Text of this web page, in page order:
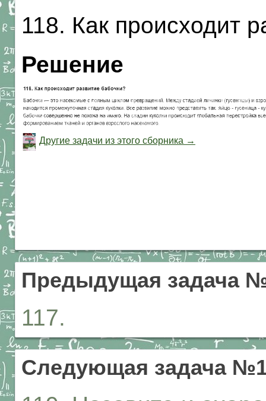
118. Как происходит
Решение
Другие задачи из этого сборника →
Предыдущая задача
117.
Следующая задача